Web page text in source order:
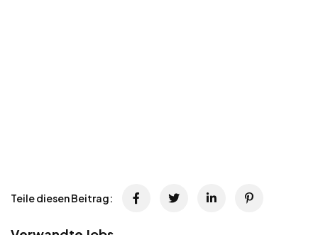
Teile diesen Beitrag: